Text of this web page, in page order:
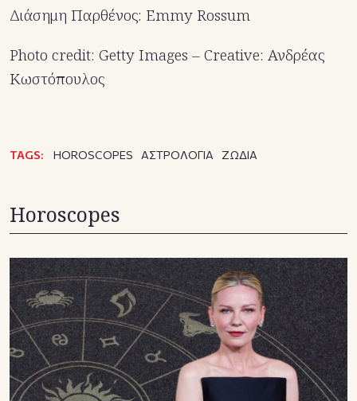
Διάσημη Παρθένος: Emmy Rossum
Photo credit: Getty Images – Creative: Ανδρέας
Κωστόπουλος
TAGS: HOROSCOPES ΑΣΤΡΟΛΟΓΙΑ ΖΩΔΙΑ
Horoscopes